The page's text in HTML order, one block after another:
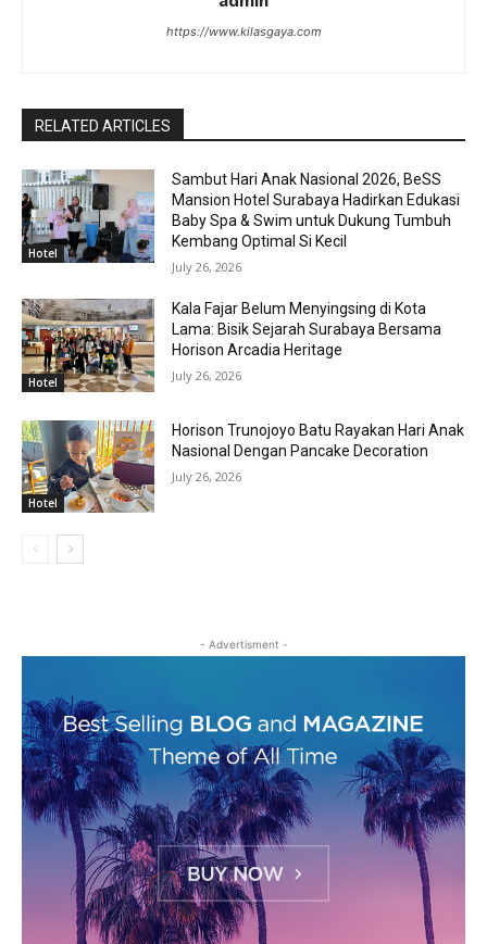
https://www.kilasgaya.com
RELATED ARTICLES
Hotel
Sambut Hari Anak Nasional 2026, BeSS
Mansion Hotel Surabaya Hadirkan Edukasi
Baby Spa & Swim untuk Dukung Tumbuh
Kembang Optimal Si Kecil
July 26, 2026
Hotel
Kala Fajar Belum Menyingsing di Kota
Lama: Bisik Sejarah Surabaya Bersama
Horison Arcadia Heritage
July 26, 2026
Hotel
Horison Trunojoyo Batu Rayakan Hari Anak
Nasional Dengan Pancake Decoration
July 26, 2026
- Advertisment -